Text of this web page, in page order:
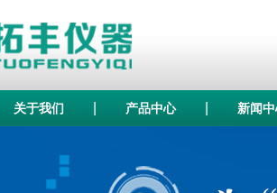
关于我们 产品中心 新闻